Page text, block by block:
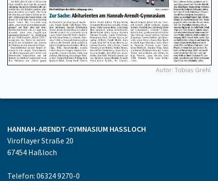
Autor: Tobias Grehl
HANNAH-ARENDT-GYMNASIUM HASSLOCH
Viroflayer Straße 20
67454 Haßloch
Telefon: 06324 9270-0